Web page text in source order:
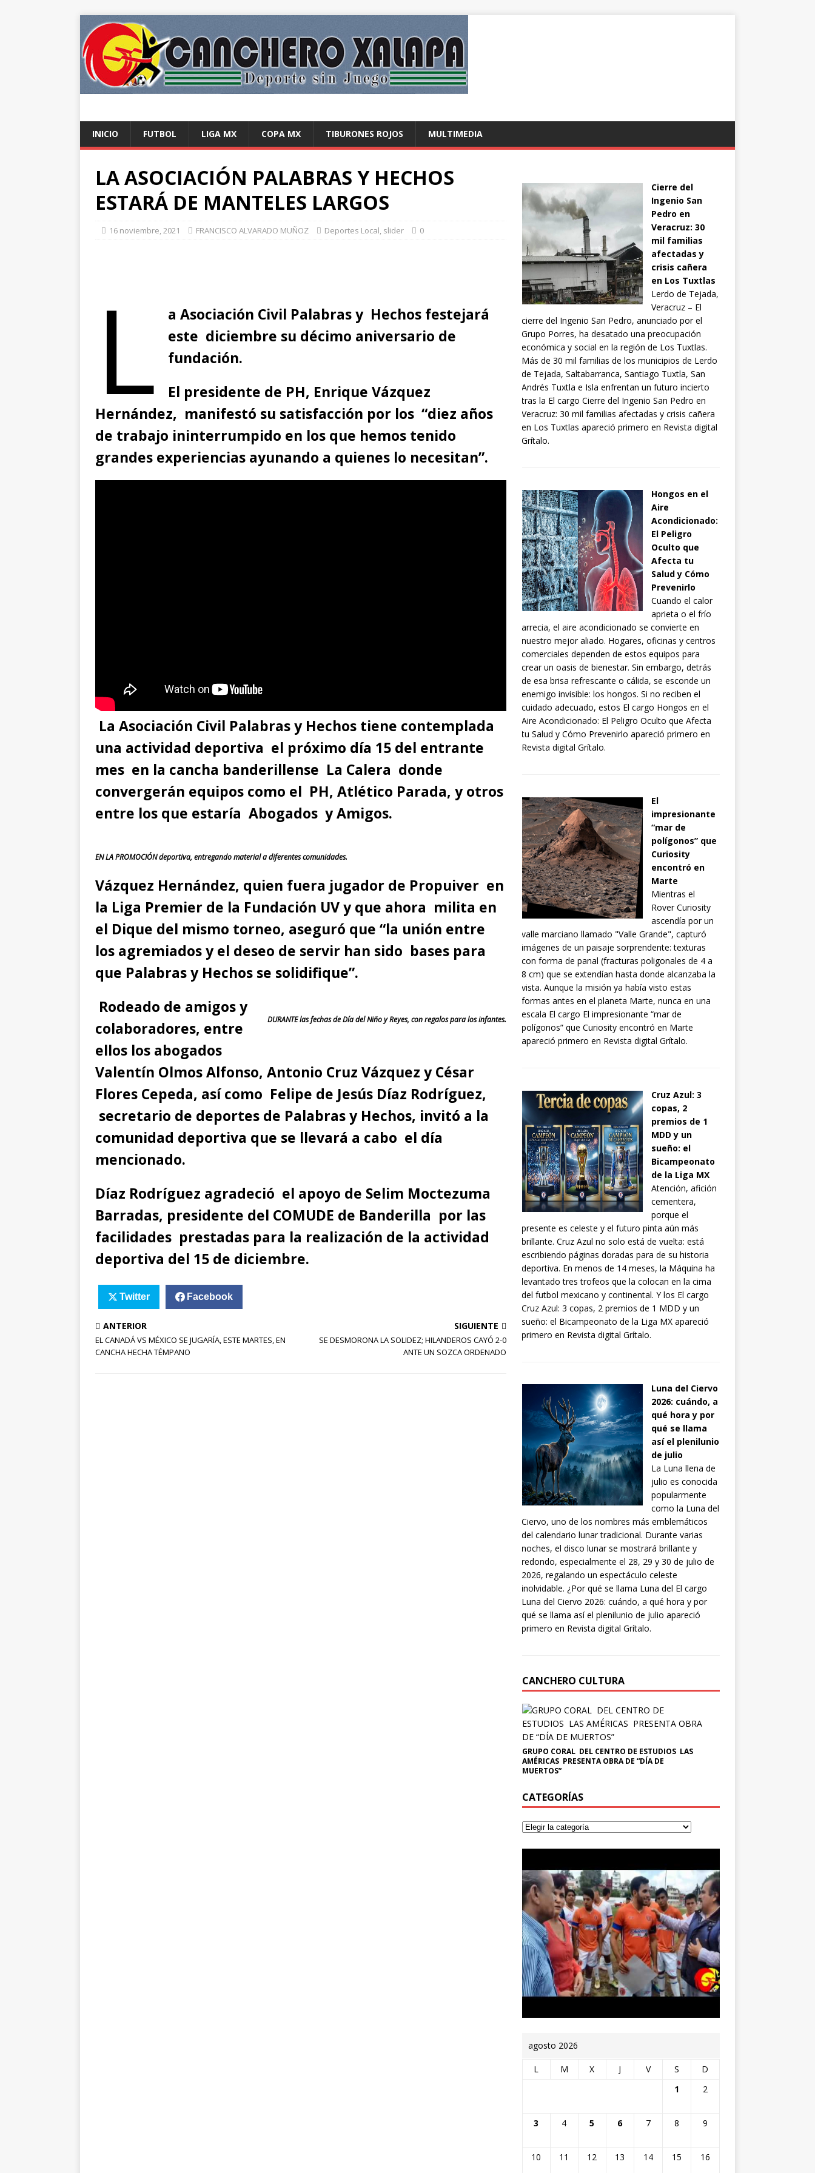
INICIO FUTBOL LIGA MX COPA MX TIBURONES ROJOS MULTIMEDIA
LA ASOCIACIÓN PALABRAS Y HECHOS
ESTARÁ DE MANTELES LARGOS
16 noviembre, 2021 FRANCISCO ALVARADO MUÑOZ Deportes Local, slider 0
L
a Asociación Civil Palabras y Hechos festejará
este diciembre su décimo aniversario de
fundación.
El presidente de PH, Enrique Vázquez
Hernández, manifestó su satisfacción por los “diez años
de trabajo ininterrumpido en los que hemos tenido
grandes experiencias ayunando a quienes lo necesitan”.
La Asociación Civil Palabras y Hechos tiene contemplada
una actividad deportiva el próximo día 15 del entrante
mes en la cancha banderillense La Calera donde
convergerán equipos como el PH, Atlético Parada, y otros
entre los que estaría Abogados y Amigos.
EN LA PROMOCIÓN deportiva, entregando material a diferentes comunidades.
Vázquez Hernández, quien fuera jugador de Propuiver en
la Liga Premier de la Fundación UV y que ahora milita en
el Dique del mismo torneo, aseguró que “la unión entre
los agremiados y el deseo de servir han sido bases para
que Palabras y Hechos se solidifique”.
DURANTE las fechas de Día del Niño y Reyes, con regalos para los infantes.
Rodeado de amigos y
colaboradores, entre
ellos los abogados
Valentín Olmos Alfonso, Antonio Cruz Vázquez y César
Flores Cepeda, así como Felipe de Jesús Díaz Rodríguez,
secretario de deportes de Palabras y Hechos, invitó a la
comunidad deportiva que se llevará a cabo el día
mencionado.
Díaz Rodríguez agradeció el apoyo de Selim Moctezuma
Barradas, presidente del COMUDE de Banderilla por las
facilidades prestadas para la realización de la actividad
deportiva del 15 de diciembre.
Twitter Facebook
ANTERIOR
EL CANADÁ VS MÉXICO SE JUGARÍA, ESTE MARTES, EN
CANCHA HECHA TÉMPANO
SIGUIENTE
SE DESMORONA LA SOLIDEZ; HILANDEROS CAYÓ 2-0
ANTE UN SOZCA ORDENADO
Cierre del
Ingenio San
Pedro en
Veracruz: 30
mil familias
afectadas y
crisis cañera
en Los Tuxtlas
Lerdo de Tejada,
Veracruz – El
cierre del Ingenio San Pedro, anunciado por el
Grupo Porres, ha desatado una preocupación
económica y social en la región de Los Tuxtlas.
Más de 30 mil familias de los municipios de Lerdo
de Tejada, Saltabarranca, Santiago Tuxtla, San
Andrés Tuxtla e Isla enfrentan un futuro incierto
tras la El cargo Cierre del Ingenio San Pedro en
Veracruz: 30 mil familias afectadas y crisis cañera
en Los Tuxtlas apareció primero en Revista digital
Grítalo.
Hongos en el
Aire
Acondicionado:
El Peligro
Oculto que
Afecta tu
Salud y Cómo
Prevenirlo
Cuando el calor
aprieta o el frío
arrecia, el aire acondicionado se convierte en
nuestro mejor aliado. Hogares, oficinas y centros
comerciales dependen de estos equipos para
crear un oasis de bienestar. Sin embargo, detrás
de esa brisa refrescante o cálida, se esconde un
enemigo invisible: los hongos. Si no reciben el
cuidado adecuado, estos El cargo Hongos en el
Aire Acondicionado: El Peligro Oculto que Afecta
tu Salud y Cómo Prevenirlo apareció primero en
Revista digital Grítalo.
El
impresionante
“mar de
polígonos” que
Curiosity
encontró en
Marte
Mientras el
Rover Curiosity
ascendía por un
valle marciano llamado "Valle Grande", capturó
imágenes de un paisaje sorprendente: texturas
con forma de panal (fracturas poligonales de 4 a
8 cm) que se extendían hasta donde alcanzaba la
vista. Aunque la misión ya había visto estas
formas antes en el planeta Marte, nunca en una
escala El cargo El impresionante “mar de
polígonos” que Curiosity encontró en Marte
apareció primero en Revista digital Grítalo.
Cruz Azul: 3
copas, 2
premios de 1
MDD y un
sueño: el
Bicampeonato
de la Liga MX
Atención, afición
cementera,
porque el
presente es celeste y el futuro pinta aún más
brillante. Cruz Azul no solo está de vuelta: está
escribiendo páginas doradas para de su historia
deportiva. En menos de 14 meses, la Máquina ha
levantado tres trofeos que la colocan en la cima
del futbol mexicano y continental. Y los El cargo
Cruz Azul: 3 copas, 2 premios de 1 MDD y un
sueño: el Bicampeonato de la Liga MX apareció
primero en Revista digital Grítalo.
Luna del Ciervo
2026: cuándo, a
qué hora y por
qué se llama
así el plenilunio
de julio
La Luna llena de
julio es conocida
popularmente
como la Luna del
Ciervo, uno de los nombres más emblemáticos
del calendario lunar tradicional. Durante varias
noches, el disco lunar se mostrará brillante y
redondo, especialmente el 28, 29 y 30 de julio de
2026, regalando un espectáculo celeste
inolvidable. ¿Por qué se llama Luna del El cargo
Luna del Ciervo 2026: cuándo, a qué hora y por
qué se llama así el plenilunio de julio apareció
primero en Revista digital Grítalo.
CANCHERO CULTURA
GRUPO CORAL DEL CENTRO DE ESTUDIOS LAS
AMÉRICAS PRESENTA OBRA DE “DÍA DE
MUERTOS”
CATEGORÍAS
agosto 2026
L M X J V S
D
1
2
3 4 5 6 7 8 9
10 11 12 13 14 15 16